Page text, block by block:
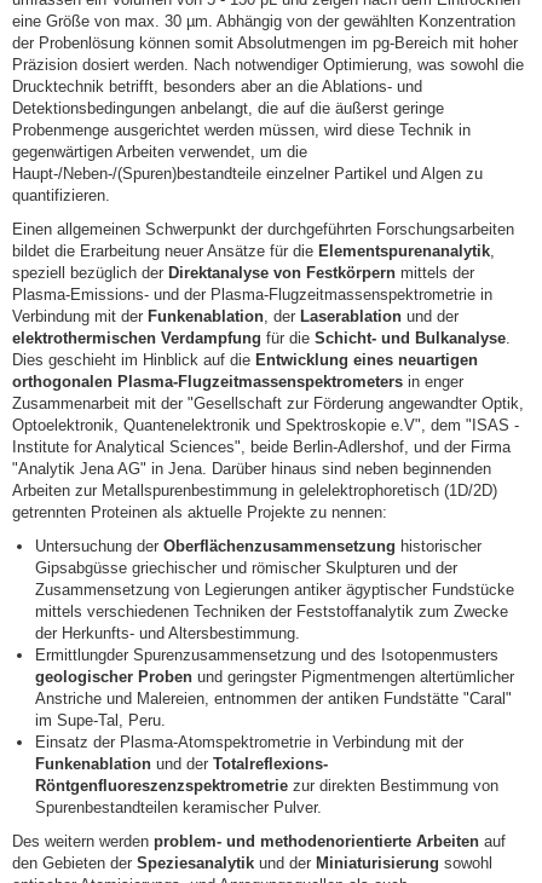
eine Größe von max. 30 µm. Abhängig von der gewählten Konzentration
der Probenlösung können somit Absolutmengen im pg-Bereich mit hoher
Präzision dosiert werden. Nach notwendiger Optimierung, was sowohl die
Drucktechnik betrifft, besonders aber an die Ablations- und
Detektionsbedingungen anbelangt, die auf die äußerst geringe
Probenmenge ausgerichtet werden müssen, wird diese Technik in
gegenwärtigen Arbeiten verwendet, um die
Haupt-/Neben-/(Spuren)bestandteile einzelner Partikel und Algen zu
quantifizieren.
Einen allgemeinen Schwerpunkt der durchgeführten Forschungsarbeiten
bildet die Erarbeitung neuer Ansätze für die Elementspurenanalytik,
speziell bezüglich der Direktanalyse von Festkörpern mittels der
Plasma-Emissions- und der Plasma-Flugzeitmassenspektrometrie in
Verbindung mit der Funkenablation, der Laserablation und der
elektrothermischen Verdampfung für die Schicht- und Bulkanalyse.
Dies geschieht im Hinblick auf die Entwicklung eines neuartigen
orthogonalen Plasma-Flugzeitmassenspektrometers in enger
Zusammenarbeit mit der "Gesellschaft zur Förderung angewandter Optik,
Optoelektronik, Quantenelektronik und Spektroskopie e.V", dem "ISAS -
Institute for Analytical Sciences", beide Berlin-Adlershof, und der Firma
"Analytik Jena AG" in Jena. Darüber hinaus sind neben beginnenden
Arbeiten zur Metallspurenbestimmung in gelelektrophoretisch (1D/2D)
getrennten Proteinen als aktuelle Projekte zu nennen:
Untersuchung derOberflächenzusammensetzung historischer
Gipsabgüsse griechischer und römischer Skulpturen und der
Zusammensetzung von Legierungen antiker ägyptischer Fundstücke
mittels verschiedenen Techniken der Feststoffanalytik zum Zwecke
der Herkunfts- und Altersbestimmung.
Ermittlungder Spurenzusammensetzung und des Isotopenmusters
geologischer Proben und geringster Pigmentmengen altertümlicher
Anstriche und Malereien, entnommen der antiken Fundstätte "Caral"
im Supe-Tal, Peru.
Einsatz der Plasma-Atomspektrometrie in Verbindung mit der
Funkenablation und derTotalreflexions-
Röntgenfluoreszenzspektrometrie zur direkten Bestimmung von
Spurenbestandteilen keramischer Pulver.
Des weitern werden problem- und methodenorientierte Arbeiten auf
den Gebieten der Speziesanalytik und der Miniaturisierung sowohl